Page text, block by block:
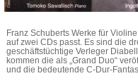
Franz Schuberts Werke für
auf zwei CDs passt. Es sind die
geschäftstüchtige Verleger
kommen die als „Grand Duo“
und die bedeutende C-Dur-